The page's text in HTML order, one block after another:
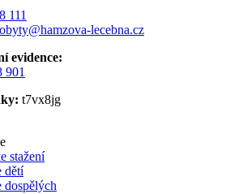
111
lecebna.cz
evidence:
901
t7vx8jg
stažení
dětí
dospělých